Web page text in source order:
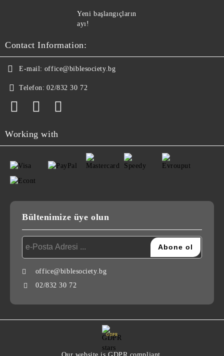
Yeni başlangıçların
ayı!
Contact Information:
E-mail: office@biblesociety.bg
Telefon: 02/832 30 72
Working with
Bültenimize üye olun
office@biblesociety.bg
02/832 30 72
GDPR